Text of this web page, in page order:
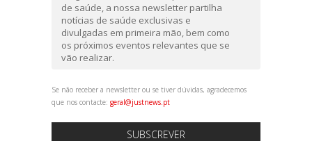
de saúde, a nossa newsletter partilha
notícias de saúde exclusivas e
divulgadas em primeira mão, bem como
os próximos eventos relevantes que se
vão realizar.
Se não receber a newsletter ou se tiver dúvidas, agradecemos
que nos contacte: geral@justnews.pt
SUBSCREVER